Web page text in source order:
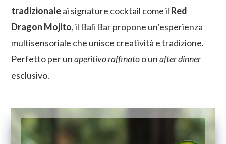
tradizionaleai signature cocktail come il Red
Dragon Mojito, il Bali Bar propone un’esperienza
multisensoriale che unisce creatività e tradizione.
Perfetto per unaperitivo raffinatoo unafter dinner
esclusivo.